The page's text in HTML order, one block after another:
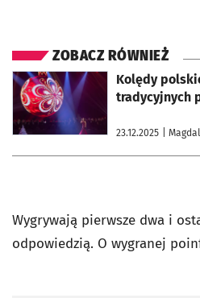
ZOBACZ RÓWNIEŻ
Kolędy
tradycyjnych
23.12.2025 |
otworzy się w nowej karcie
Wygrywają pierwsze dwa i
odpowiedzią. O wygranej